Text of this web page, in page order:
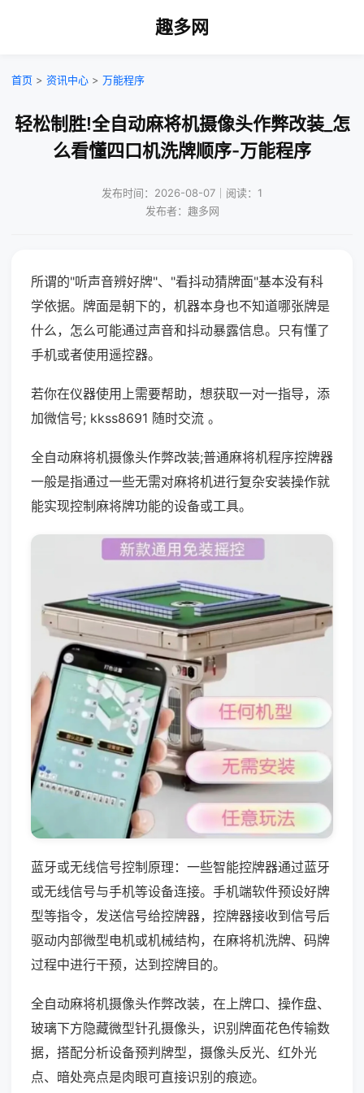
趣多网
首页 > 资讯中心 > 万能程序
轻松制胜!全自动麻将机摄像头作弊改装_怎
么看懂四口机洗牌顺序-万能程序
发布时间：2026-08-07｜阅读：1
发布者：趣多网
所谓的"听声音辨好牌"、"看抖动猜牌面"基本没有科
学依据。牌面是朝下的，机器本身也不知道哪张牌是
什么，怎么可能通过声音和抖动暴露信息。只有懂了
手机或者使用遥控器。
若你在仪器使用上需要帮助，想获取一对一指导，添
加微信号; kkss8691 随时交流 。
全自动麻将机摄像头作弊改装;普通麻将机程序控牌器
一般是指通过一些无需对麻将机进行复杂安装操作就
能实现控制麻将牌功能的设备或工具。
蓝牙或无线信号控制原理：一些智能控牌器通过蓝牙
或无线信号与手机等设备连接。手机端软件预设好牌
型等指令，发送信号给控牌器，控牌器接收到信号后
驱动内部微型电机或机械结构，在麻将机洗牌、码牌
过程中进行干预，达到控牌目的。
全自动麻将机摄像头作弊改装，在上牌口、操作盘、
玻璃下方隐藏微型针孔摄像头，识别牌面花色传输数
据，搭配分析设备预判牌型，摄像头反光、红外光
点、暗处亮点是肉眼可直接识别的痕迹。